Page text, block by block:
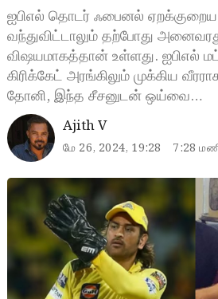
ஐபிஎல் தொடர் ஃபைனல் ஏறக்குறைய
வந்துவிட்டாலும் தற்போது
விஷயமாகத்தான் உள்ளது. ஐபிஎல்
கிரிக்கேட் அரங்கிலும் முக்கிய
தோனி, இந்த சீசனுடன் ஒய்வை…
Ajith V
மே 26, 2024, 19:28 7:28